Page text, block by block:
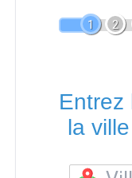
1 2
Entrez
la